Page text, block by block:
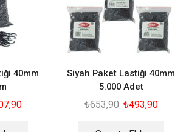
40mm
Siyah Paket Lastiği 40mm
5.000 Adet
₺653,90 ₺493,90